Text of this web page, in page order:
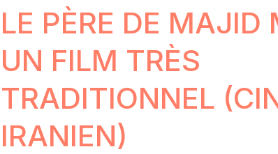
LE PÈRE DE MAJID
UN FILM TRÈS
TRADITIONNEL
IRANIEN)